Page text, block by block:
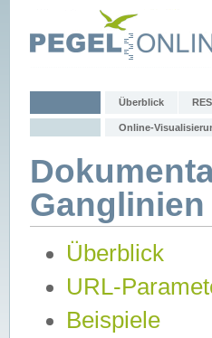
Überblick
Online-
Ganglinien
Überblick
URL-
Beispiele